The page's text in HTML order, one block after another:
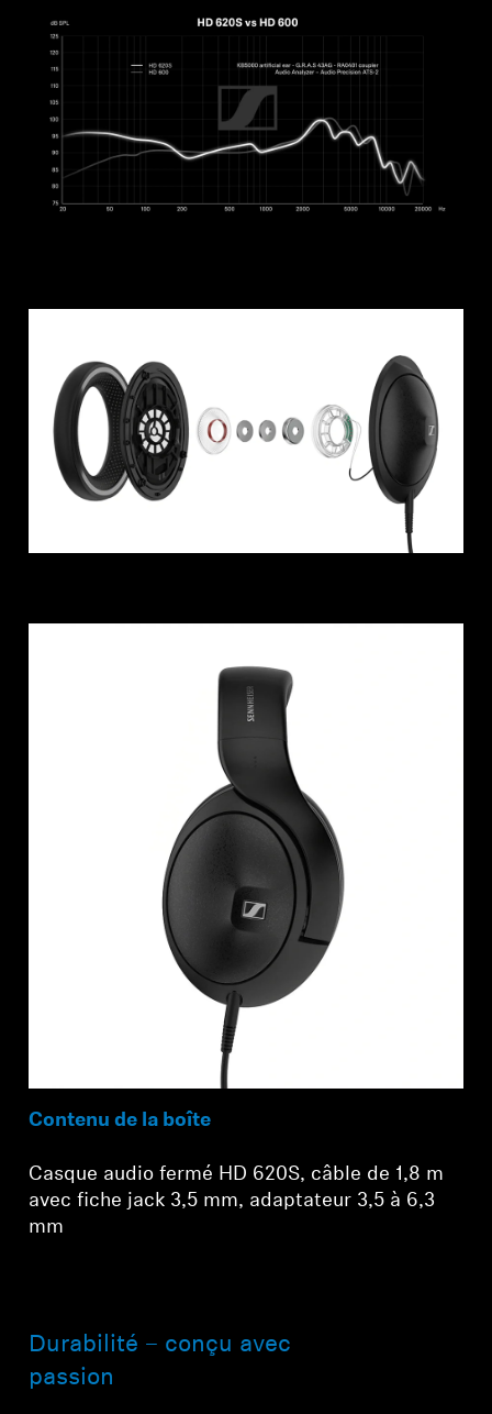
Contenu de la boîte
Casque audio fermé HD 620S, câble de 1,8 m
avec fiche jack 3,5 mm, adaptateur 3,5 à 6,3
mm
Durabilité – conçu avec
passion
Connectez-vous à votre compte pour ajouter
des produits à votre liste de souhaits et afficher
vos articles précédemment enregistrés.